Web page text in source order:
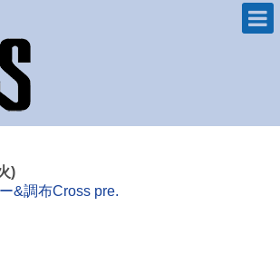
)
&調布Cross pre.